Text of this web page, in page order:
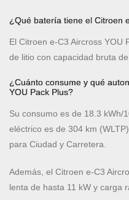
¿Qué batería tiene el Citroen
El Citroen e-C3 Aircross YOU
de litio con capacidad bruta
¿Cuánto consume y qué
YOU Pack Plus?
Su consumo es de 18.3 kWh/
eléctrico es de 304 km
para Ciudad y Carretera.
Además, el Citroen e-C3
lenta de hasta 11 kW y carga